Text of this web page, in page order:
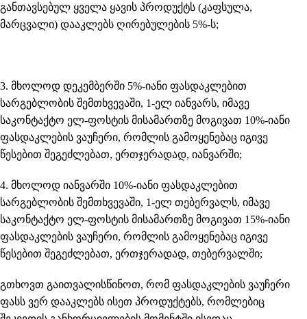
განთავსებულ ყველა ყავის პროდუქტს (კაფსულა,
მარცვალი) დააკლებს ღირებულების 5%-ს;
3. მხოლოდ დეკემბერში 5%-იანი ფასდაკლებით
სარგებლობის შემთხვევაში, 1-ელ იანვარს, იმავე
საკონტაქტო ელ-ფოსტის მისამართზე მოგივათ 10%-იანი
ფასდაკლების ვაუჩერი, რომლის გამოყენებაც იგივე
წესებით შეგეძლებათ, ერთჯერადად, იანვარში;
4. მხოლოდ იანვარში 10%-იანი ფასდაკლებით
სარგებლობის შემთხვევაში, 1-ელ თებერვალს, იმავე
საკონტაქტო ელ-ფოსტის მისამართზე მოგივათ 15%-იანი
ფასდაკლების ვაუჩერი, რომლის გამოყენებაც იგივე
წესებით შეგეძლებათ, ერთჯერადად, თებერვალში;
გთხოვთ გაითვალისწინოთ, რომ ფასდაკლების ვაუჩერი
ფასს ვერ დააკლებს ისეთ პროდუქტებს, რომლებიც